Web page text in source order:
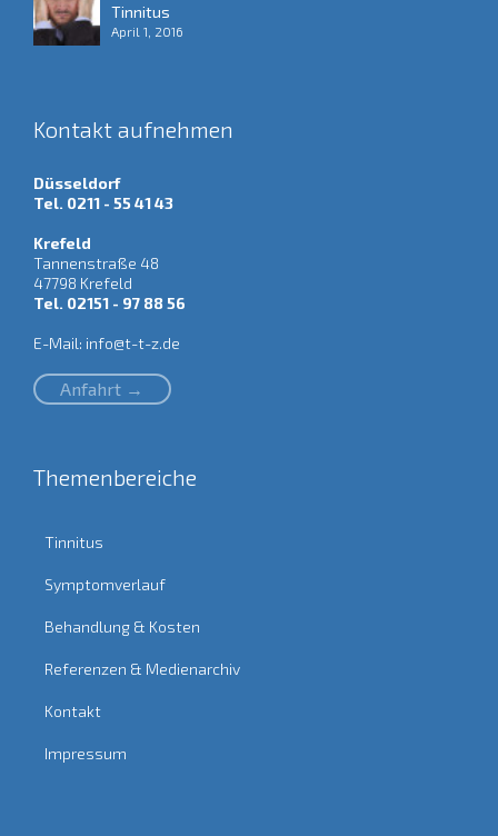
Tinnitus
April 1, 2016
Kontakt aufnehmen
Düsseldorf
Tel. 0211 - 55 41 43
Krefeld
Tannenstraße 48
47798 Krefeld
Tel. 02151 - 97 88 56
E-Mail: info@t-t-z.de
Anfahrt →
Themenbereiche
Tinnitus
Symptomverlauf
Behandlung & Kosten
Referenzen & Medienarchiv
Kontakt
Impressum